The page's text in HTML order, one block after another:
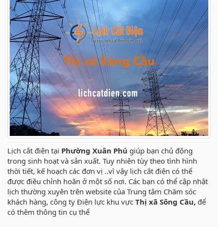
Lịch cắt điện tại Phường Xuân Phú giúp bạn chủ động
trong sinh hoạt và sản xuất. Tuy nhiên tùy theo tình hình
thời tiết, kế hoạch các đơn vị ..vì vậy lịch cắt điện có thể
được điều chỉnh hoãn ở một số nơi. Các bạn có thể cập nhật
lịch thường xuyên trên website của Trung tâm Chăm sóc
khách hàng, công ty Điện lực khu vực Thị xã Sông Cầu, để
có thêm thông tin cụ thể